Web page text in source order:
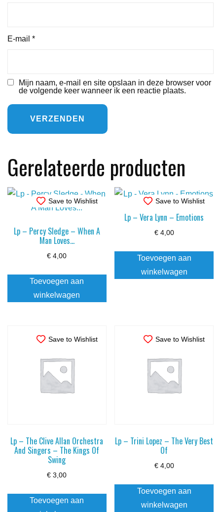
E-mail *
Mijn naam, e-mail en site opslaan in deze browser voor
de volgende keer wanneer ik een reactie plaats.
Gerelateerde producten
Save to Wishlist
Lp – Percy Sledge – When A
Man Loves…
€ 4,00
Toevoegen aan
winkelwagen
Save to Wishlist
Lp – Vera Lynn – Emotions
€4,00
Toevoegen aan
winkelwagen
Save to Wishlist
Lp – The Clive Allan Orchestra
And Singers – The Kings Of
Swing
€ 3,00
Toevoegen aan
Save to Wishlist
Lp – Trini Lopez – The Very Best
Of
€4,00
Toevoegen aan
winkelwagen